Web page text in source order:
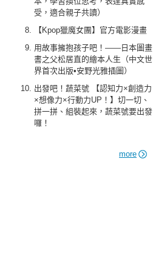
受，適合親子共讀）
【Kpop獵魔女團】官方電影漫畫
用故事擁抱孩子吧！——日本圖畫
書之父松居直的繪本人生（中文世
界首次出版•安野光雅插圖）
出發吧！蔬菜號 【認知力×創造力
×想像力×行動力UP！】切一切、
拼一拼、組裝起來，蔬菜號要出發
囉！
more